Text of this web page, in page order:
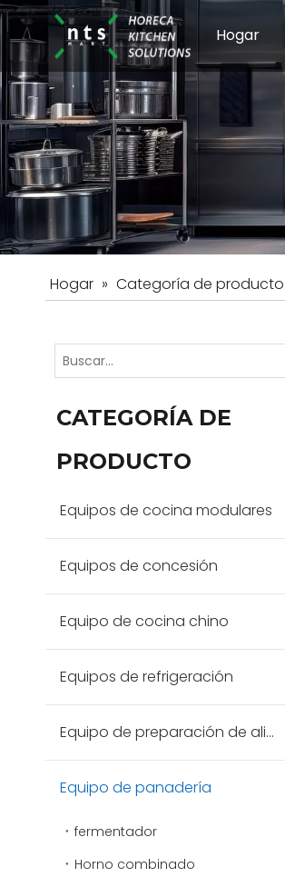
Hogar
Hogar » Categoría de producto
CATEGORÍA DE
PRODUCTO
Equipos de cocina modulares
Equipos de concesión
Equipo de cocina chino
Equipos de refrigeración
Equipo de preparación de alimentos
Equipo de panadería
fermentador
Horno combinado